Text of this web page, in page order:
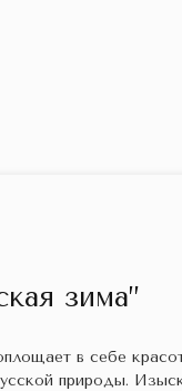
зима”
в себе
природы.